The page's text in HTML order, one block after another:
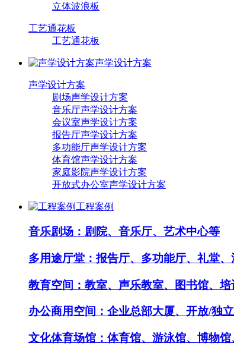
立体波浪板
工艺通花板
工艺通花板
声学设计方案
声学设计方案
剧场声学设计方案
音乐厅声学设计方案
会议室声学设计方案
报告厅声学设计方案
多功能厅声学设计方案
体育馆声学设计方案
家庭影院声学设计方案
开放式办公室声学设计方案
工程案例
音乐剧场：剧院、音乐厅、艺术中心等
多用途厅堂：报告厅、多功能厅、礼堂
教育空间：教室、声乐教室、图书馆、培
办公商用空间：企业总部大厦、开放/独
文化体育场馆：体育馆、游泳馆、博物